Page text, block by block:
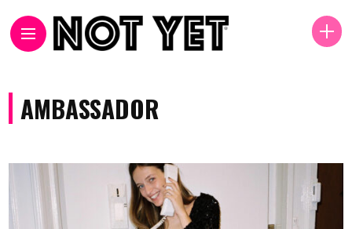
AMBASSADOR